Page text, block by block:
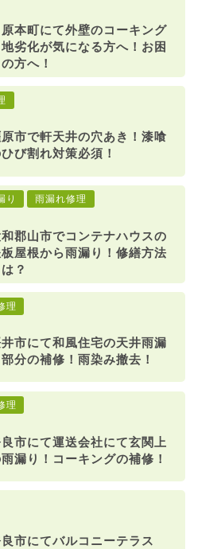
原本町にて外壁のコーキング
地劣化が気になる方へ！お困
の方へ！
市で軒天井の穴あき！漆喰
び割れ対策必須！
り 雨漏れ修理
和郡山市でコンテナハウスの
屋根から雨漏り！修繕方法
？
理
市にて和風住宅の天井雨漏
部分の補修！雨染み撤去！
理
市にて運送会社にて玄関上
漏り！コーキングの補修！
市にてバルコニーテラス